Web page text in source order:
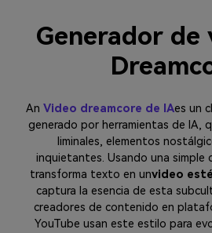
Generador de
An Video dreamcore de IAes un
generado por herramientas de IA,
liminales, elementos
inquietantes. Usando una simple
transforma texto en unvideo
captura la esencia de esta
creadores de contenido en
YouTube usan este estilo para